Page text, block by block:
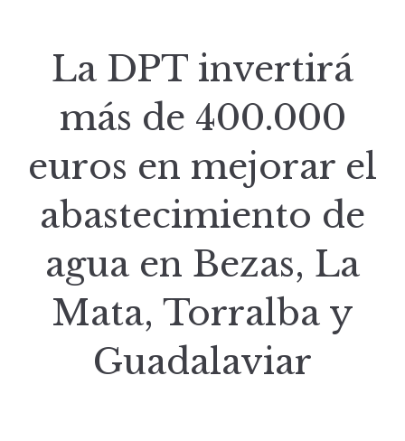
La DPT invertirá
más de 400.000
euros en mejorar el
abastecimiento de
agua en Bezas, La
Mata, Torralba y
Guadalaviar